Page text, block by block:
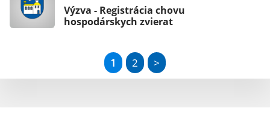
Výzva - Registrácia chovu
hospodárskych zvierat
1 2 >